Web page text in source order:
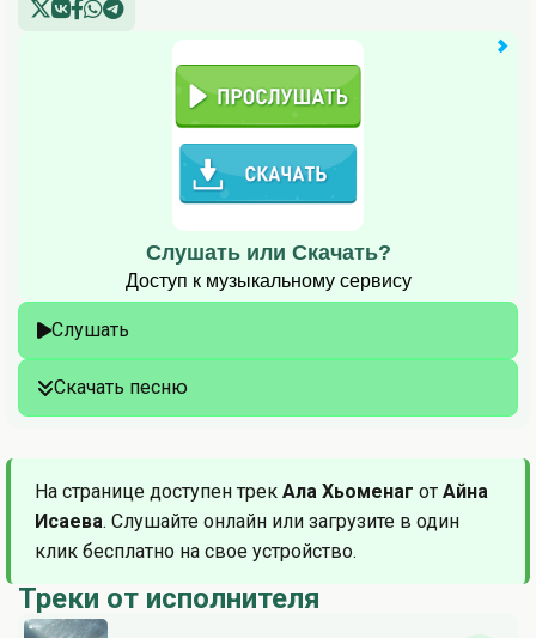
Слушать или Скачать?
Доступ к музыкальному сервису
Слушать
Скачать песню
На странице доступен трек Ала Хьоменаг от Айна
Исаева. Слушайте онлайн или загрузите в один
клик бесплатно на свое устройство.
Треки от исполнителя